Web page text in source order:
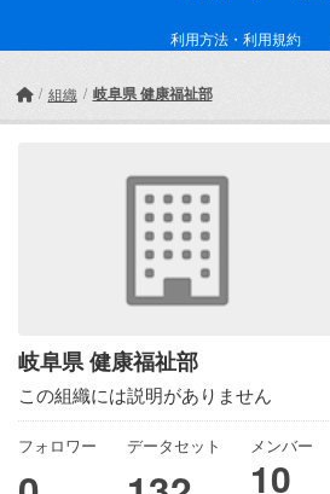
利用方法・利用規約
組織 岐阜県 健康福祉部
岐阜県 健康福祉部
この組織には説明がありません
フォロワー データセット メンバー
10